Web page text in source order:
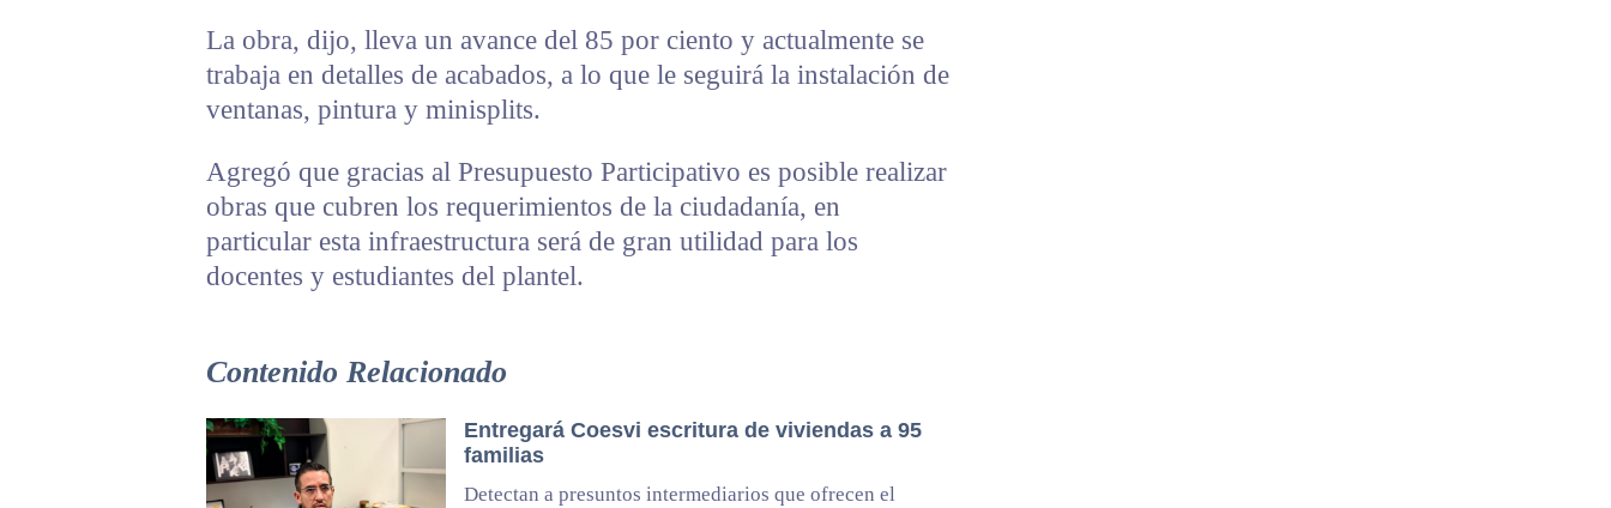
La obra, dijo, lleva un avance del 85 por ciento y actualmente se
trabaja en detalles de acabados, a lo que le seguirá la instalación de
ventanas, pintura y minisplits.
Agregó que gracias al Presupuesto Participativo es posible realizar
obras que cubren los requerimientos de la ciudadanía, en
particular esta infraestructura será de gran utilidad para los
docentes y estudiantes del plantel.
Contenido Relacionado
Entregará Coesvi escritura de viviendas a 95
familias
Detectan a presuntos intermediarios que ofrecen el